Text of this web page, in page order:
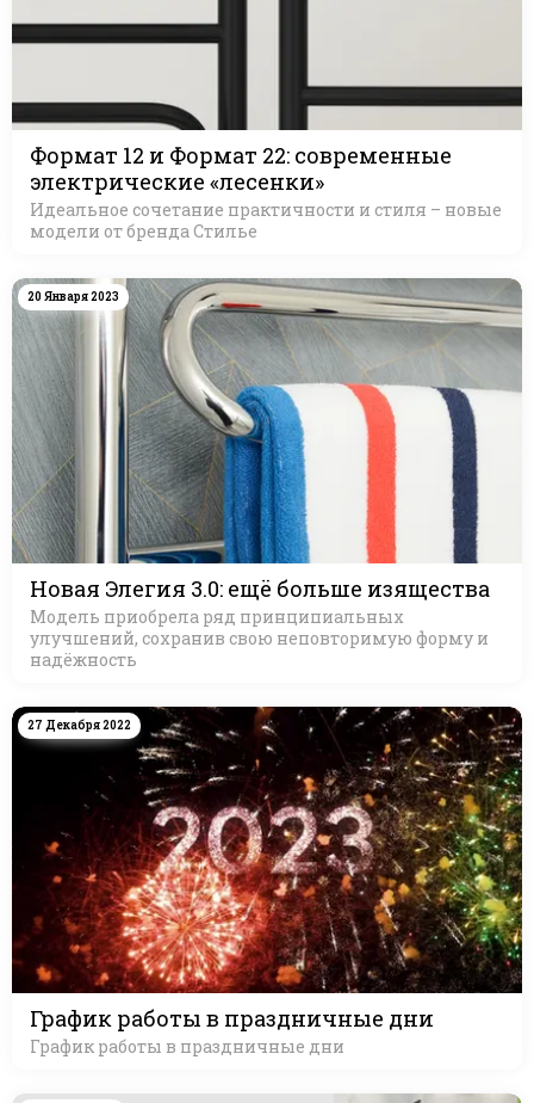
Формат 12 и Формат 22: современные
электрические «лесенки»
Идеальное сочетание практичности и стиля – новые
модели от бренда Стилье
20 Января 2023
Новая Элегия 3.0: ещё больше изящества
Модель приобрела ряд принципиальных
улучшений, сохранив свою неповторимую форму и
надёжность
27 Декабря 2022
График работы в праздничные дни
График работы в праздничные дни